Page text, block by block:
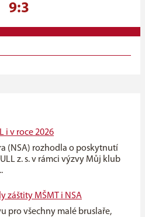
9:3
i v roce 2026
(NSA) rozhodla o poskytnutí
z. s. v rámci výzvy Můj klub
záštity MŠMT i NSA
pro všechny malé bruslaře,